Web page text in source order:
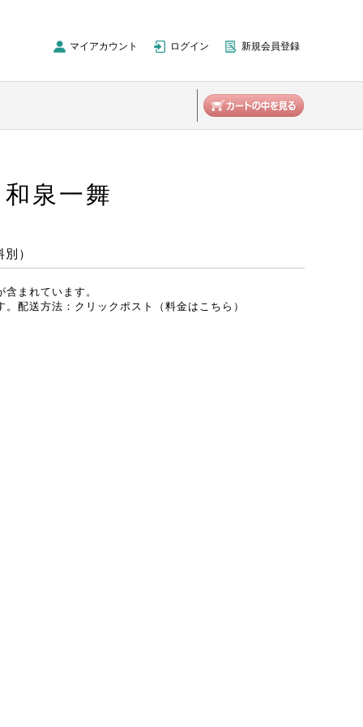
マイアカウント ログイン 新規会員登録
泉一舞
）
まれています。
配送方法：クリックポスト（料金はこちら）